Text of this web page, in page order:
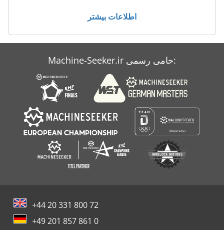
اطلاعات بیشتر
Machine-Seeker.ir حامی رسمی:
+44 20 331 800 72
+49 201 857 861 0